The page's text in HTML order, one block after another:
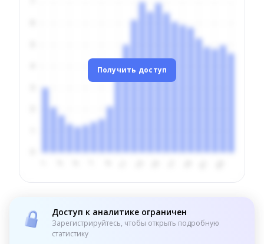
Получить доступ
Доступ к аналитике ограничен
Зарегистрируйтесь, чтобы открыть подробную
статистику